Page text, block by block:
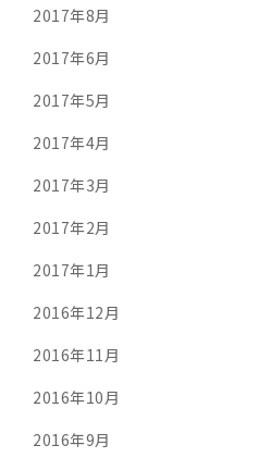
2017年8月
2017年6月
2017年5月
2017年4月
2017年3月
2017年2月
2017年1月
2016年12月
2016年11月
2016年10月
2016年9月